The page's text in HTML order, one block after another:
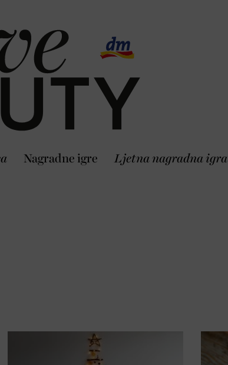
Nagradne igre Ljetna nagradna igra